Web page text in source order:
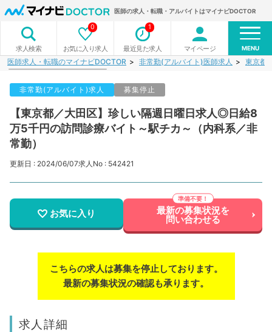
医師の求人・転職・アルバイトはマイナビDOCTOR
求人検索 お気に入り求人
0
最近見た求人
1
マイページ MENU
医師求人・転職のマイナビDOCTOR 非常勤(アルバイト)医師求人 東京都
非常勤(アルバイト)求人 募集停止
【東京都／大田区】珍しい隔週日曜日求人◎日給8
万5千円の訪問診療バイト～駅チカ～（内科系／非
常勤）
更新日 : 2024/06/07求人No : 542421
お気に入り 最新の募集状況を
問い合わせる
こちらの求人は募集を停止しております。
最新の募集状況の確認も承ります。
求人詳細